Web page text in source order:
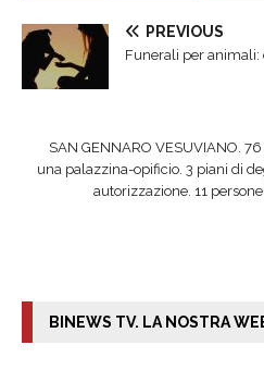
PREVIOUS
Funerali per animali:
SAN GENNARO VESUVIANO.
una palazzina-opificio. 3 piani di
autorizzazione. 11
BINEWS TV. LA NOSTRA